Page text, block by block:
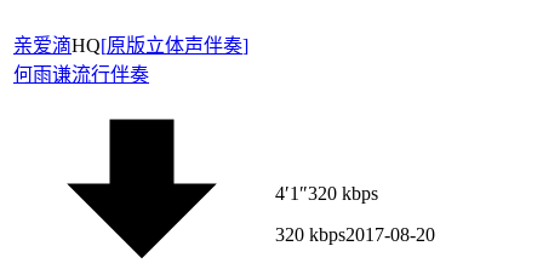
亲爱滴HQ[原版立体声伴奏]
何雨谦流行伴奏
4′1″320 kbps
320 kbps2017-08-20